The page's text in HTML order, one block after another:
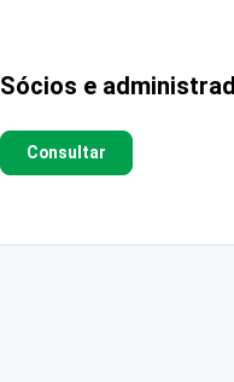
Sócios e
Consultar